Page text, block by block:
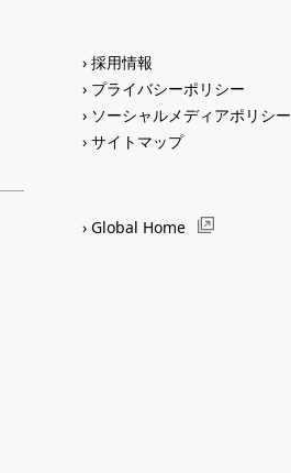
採用情報
プライバシーポリシー
ソーシャルメディアポリシー
サイトマップ
Global Home